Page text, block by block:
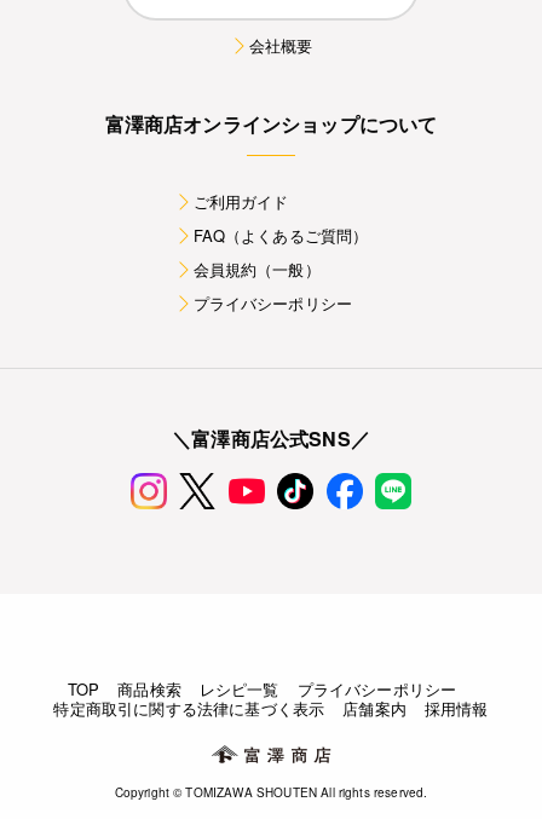
会社概要
富澤商店オンラインショップについて
ご利用ガイド
FAQ（よくあるご質問）
会員規約（一般）
プライバシーポリシー
＼富澤商店公式SNS／
TOP 商品検索 レシピ一覧
プライバシーポリシー
特定商取引に関する法律に基づく表示
店舗案内 採用情報
Copyright © TOMIZAWA SHOUTEN All rights reserved.